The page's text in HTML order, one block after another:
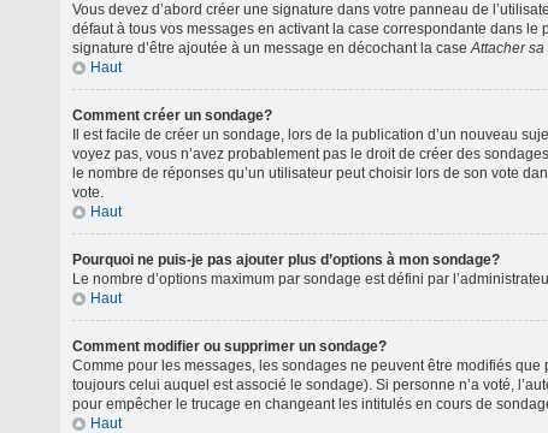
Vous devez d’abord créer une signature dans votre panneau de
défaut à tous vos messages en activant la case correspondante dans le
signature d’être ajoutée à un message en décochant la caseAttacher
Haut
Comment créer un sondage?
Il est facile de créer un sondage, lors de la publication d’un nouveau
voyez pas, vous n’avez probablement pas le droit de créer des
le nombre de réponses qu’un utilisateur peut choisir lors de son vote
vote.
Haut
Pourquoi ne puis-je pas ajouter plus d’options à mon sondage?
Le nombre d’options maximum par sondage est défini par
Haut
Comment modifier ou supprimer un sondage?
Comme pour les messages, les sondages ne peuvent être modifiés
toujours celui auquel est associé le sondage). Si personne n’a voté,
pour empêcher le trucage en changeant les intitulés en cours de
Haut